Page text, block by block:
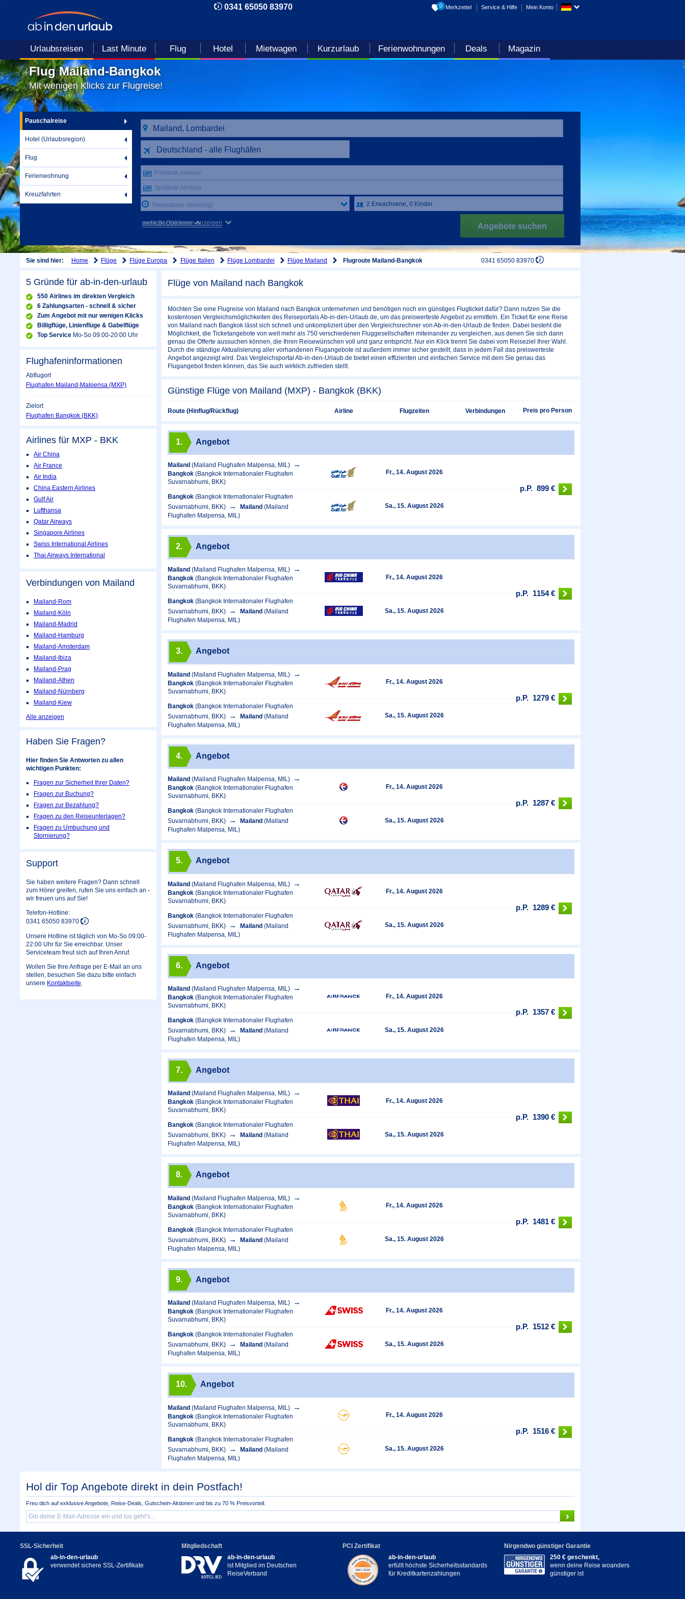
0341 65050 83970
Urlaubsreisen Last Minute Flug Hotel Mietwagen Kurzurlaub Ferienwohnungen Deals Magazin
0 Merkzettel Service & Hilfe Mein Konto
Flug Mailand-Bangkok
Mit wenigen Klicks zur Flugreise!
Pauschalreise
Hotel (Urlaubsregion)
Flug
Ferienwohnung
Kreuzfahrten
Deutschland - alle Flughäfen
Früheste Anreise
Späteste Abreise
Reisedauer (beliebig)
mehr Suchkriterien anzeigen
weniger Optionen Angebote suchen
Sie sind hier: Home Flüge Flüge Europa Flüge Italien Flüge Lombardei Flüge Mailand Flugroute Mailand-Bangkok 0341 65050 83970
Flüge von Mailand nach Bangkok
Möchten Sie eine Flugreise von Mailand nach Bangkok unternehmen und benötigen noch ein günstiges Flugticket dafür? Dann nutzen Sie die
kostenlosen Vergleichsmöglichkeiten des Reiseportals Ab-in-den-Urlaub.de, um das preiswerteste Angebot zu ermitteln. Ein Ticket für eine Reise
von Mailand nach Bangkok lässt sich schnell und unkompliziert über den Vergleichsrechner von Ab-in-den-Urlaub.de finden. Dabei besteht die
Möglichkeit, die Ticketangebote von weit mehr als 750 verschiedenen Fluggesellschaften miteinander zu vergleichen, aus denen Sie sich dann
genau die Offerte aussuchen können, die Ihren Reisewünschen voll und ganz entspricht. Nur ein Klick trennt Sie dabei vom Reiseziel Ihrer Wahl.
Durch die ständige Aktualisierung aller vorhandenen Flugangebote ist außerdem immer sicher gestellt, dass in jedem Fall das preiswerteste
Angebot angezeigt wird. Das Vergleichsportal Ab-in-den-Urlaub.de bietet einen effizienten und einfachen Service mit dem Sie genau das
Flugangebot finden können, das Sie auch wirklich zufrieden stellt.
Günstige Flüge von Mailand (MXP) - Bangkok (BKK)
Route (Hinflug/Rückflug) Airline Flugzeiten Verbindungen Preis pro Person
1. Angebot
Mailand (Mailand Flughafen Malpensa, MIL)
Bangkok (Bangkok Internationaler Flughafen
Suvarnabhumi, BKK)
Fr., 14. August 2026
Bangkok (Bangkok Internationaler Flughafen
Suvarnabhumi, BKK)
Mailand (Mailand
Flughafen Malpensa, MIL)
Sa., 15. August 2026
p.P. 899 €
2. Angebot
Mailand (Mailand Flughafen Malpensa, MIL)
Bangkok (Bangkok Internationaler Flughafen
Suvarnabhumi, BKK)
Fr., 14. August 2026
Bangkok (Bangkok Internationaler Flughafen
Suvarnabhumi, BKK)
Mailand (Mailand
Flughafen Malpensa, MIL)
Sa., 15. August 2026
p.P. 1154 €
3. Angebot
Mailand (Mailand Flughafen Malpensa, MIL)
Bangkok (Bangkok Internationaler Flughafen
Suvarnabhumi, BKK)
Fr., 14. August 2026
Bangkok (Bangkok Internationaler Flughafen
Suvarnabhumi, BKK)
Mailand (Mailand
Flughafen Malpensa, MIL)
Sa., 15. August 2026
p.P. 1279 €
4. Angebot
Mailand (Mailand Flughafen Malpensa, MIL)
Bangkok (Bangkok Internationaler Flughafen
Suvarnabhumi, BKK)
Fr., 14. August 2026
Bangkok (Bangkok Internationaler Flughafen
Suvarnabhumi, BKK)
Mailand (Mailand
Flughafen Malpensa, MIL)
Sa., 15. August 2026
p.P. 1287 €
5. Angebot
Mailand (Mailand Flughafen Malpensa, MIL)
Bangkok (Bangkok Internationaler Flughafen
Suvarnabhumi, BKK)
Fr., 14. August 2026
Bangkok (Bangkok Internationaler Flughafen
Suvarnabhumi, BKK)
Mailand (Mailand
Flughafen Malpensa, MIL)
Sa., 15. August 2026
p.P. 1289 €
6. Angebot
Mailand (Mailand Flughafen Malpensa, MIL)
Bangkok (Bangkok Internationaler Flughafen
Suvarnabhumi, BKK)
Fr., 14. August 2026
Bangkok (Bangkok Internationaler Flughafen
Suvarnabhumi, BKK)
Mailand (Mailand
Flughafen Malpensa, MIL)
Sa., 15. August 2026
p.P. 1357 €
7. Angebot
Mailand (Mailand Flughafen Malpensa, MIL)
Bangkok (Bangkok Internationaler Flughafen
Suvarnabhumi, BKK)
Fr., 14. August 2026
Bangkok (Bangkok Internationaler Flughafen
Suvarnabhumi, BKK)
Mailand (Mailand
Flughafen Malpensa, MIL)
Sa., 15. August 2026
p.P. 1390 €
8. Angebot
Mailand (Mailand Flughafen Malpensa, MIL)
Bangkok (Bangkok Internationaler Flughafen
Suvarnabhumi, BKK)
Fr., 14. August 2026
Bangkok (Bangkok Internationaler Flughafen
Suvarnabhumi, BKK)
Mailand (Mailand
Flughafen Malpensa, MIL)
Sa., 15. August 2026
p.P. 1481 €
9. Angebot
Mailand (Mailand Flughafen Malpensa, MIL)
Bangkok (Bangkok Internationaler Flughafen
Suvarnabhumi, BKK)
Fr., 14. August 2026
Bangkok (Bangkok Internationaler Flughafen
Suvarnabhumi, BKK)
Mailand (Mailand
Flughafen Malpensa, MIL)
Sa., 15. August 2026
p.P. 1512 €
10. Angebot
Mailand (Mailand Flughafen Malpensa, MIL)
Bangkok (Bangkok Internationaler Flughafen
Suvarnabhumi, BKK)
Fr., 14. August 2026
Bangkok (Bangkok Internationaler Flughafen
Suvarnabhumi, BKK)
Mailand (Mailand
Flughafen Malpensa, MIL)
Sa., 15. August 2026
p.P. 1516 €
5 Gründe für ab-in-den-urlaub
550 Airlines im direkten Vergleich
6 Zahlungsarten - schnell & sicher
Zum Angebot mit nur wenigen Klicks
Billigflüge, Linienflüge & Gabelflüge
Top Service Mo-So 09:00-20:00 Uhr
Flughafeninformationen
Abflugort
Flughafen Mailand-Malpensa (MXP)
Zielort
Flughafen Bangkok (BKK)
Airlines für MXP - BKK
Air China
Air France
Air India
China Eastern Airlines
Gulf Air
Lufthansa
Qatar Airways
Singapore Airlines
Swiss International Airlines
Thai Airways International
Verbindungen von Mailand
Mailand-Rom
Mailand-Köln
Mailand-Madrid
Mailand-Hamburg
Mailand-Amsterdam
Mailand-Ibiza
Mailand-Prag
Mailand-Athen
Mailand-Nürnberg
Mailand-Kiew
Alle anzeigen
Haben Sie Fragen?
Hier finden Sie Antworten zu allen
wichtigen Punkten:
Fragen zur Sicherheit Ihrer Daten?
Fragen zur Buchung?
Fragen zur Bezahlung?
Fragen zu den Reiseunterlagen?
Fragen zu Umbuchung und
Stornierung?
Support
Sie haben weitere Fragen? Dann schnell
zum Hörer greifen, rufen Sie uns einfach an -
wir freuen uns auf Sie!
Telefon-Hotline:
0341 65050 83970
Unsere Hotline ist täglich von Mo-So 09:00-
22:00 Uhr für Sie erreichbar. Unser
Serviceteam freut sich auf Ihren Anruf.
Wollen Sie Ihre Anfrage per E-Mail an uns
stellen, besuchen Sie dazu bitte einfach
unsere Kontaktseite
Hol dir Top Angebote direkt in dein Postfach!
Freu dich auf exklusive Angebote, Reise-Deals, Gutschein-Aktionen und bis zu 70 % Preisvorteil.
SSL-Sicherheit
ab-in-den-urlaub
verwendet sichere SSL-Zertifikate
Mitgliedschaft
ab-in-den-urlaub
ist Mitglied im Deutschen
ReiseVerband
PCI Zertifikat
ab-in-den-urlaub
erfüllt höchste Sicherheitsstandards
für Kreditkartenzahlungen
Nirgendwo günstiger Garantie
250 € geschenkt,
wenn deine Reise woanders
günstiger ist